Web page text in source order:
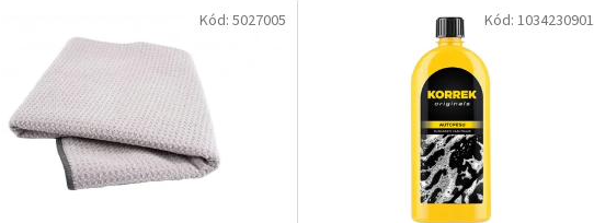
Kód: 5027005 Kód: 1034230901